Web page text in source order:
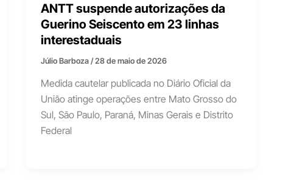
ANTT suspende autorizações da
Guerino Seiscento em 23 linhas
interestaduais
Júlio Barboza/28 de maio de 2026
Medida cautelar publicada no Diário Oficial da
União atinge operações entre Mato Grosso do
Sul, São Paulo, Paraná, Minas Gerais e Distrito
Federal